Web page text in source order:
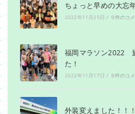
ちょっと早めの大忘
2022年11月25日 / 0件のコ
福岡マラソン2022
た！
2022年11月17日 / 0件のコ
外装変えました！！！